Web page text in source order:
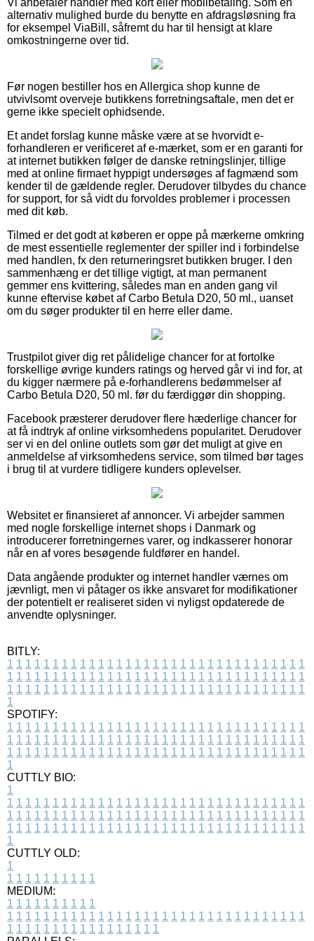
alternativ mulighed burde du benytte en afdragsløsning fra
for eksempel ViaBill, såfremt du har til hensigt at klare
omkostningerne over tid.
Før nogen bestiller hos en Allergica shop kunne de
utvivlsomt overveje butikkens forretningsaftale, men det er
gerne ikke specielt ophidsende.
Et andet forslag kunne måske være at se hvorvidt e-
forhandleren er verificeret af e-mærket, som er en garanti for
at internet butikken følger de danske retningslinjer, tillige
med at online firmaet hyppigt undersøges af fagmænd som
kender til de gældende regler. Derudover tilbydes du chance
for support, for så vidt du forvoldes problemer i processen
med dit køb.
Tilmed er det godt at køberen er oppe på mærkerne omkring
de mest essentielle reglementer der spiller ind i forbindelse
med handlen, fx den returneringsret butikken bruger. I den
sammenhæng er det tillige vigtigt, at man permanent
gemmer ens kvittering, således man en anden gang vil
kunne eftervise købet af Carbo Betula D20, 50 ml., uanset
om du søger produkter til en herre eller dame.
Trustpilot giver dig ret pålidelige chancer for at fortolke
forskellige øvrige kunders ratings og herved går vi ind for, at
du kigger nærmere på e-forhandlerens bedømmelser af
Carbo Betula D20, 50 ml. før du færdiggør din shopping.
Facebook præsterer derudover flere hæderlige chancer for
at få indtryk af online virksomhedens popularitet. Derudover
ser vi en del online outlets som gør det muligt at give en
anmeldelse af virksomhedens service, som tilmed bør tages
i brug til at vurdere tidligere kunders oplevelser.
Websitet er finansieret af annoncer. Vi arbejder sammen
med nogle forskellige internet shops i Danmark og
introducerer forretningernes varer, og indkasserer honorar
når en af vores besøgende fuldfører en handel.
Data angående produkter og internet handler værnes om
jævnligt, men vi påtager os ikke ansvaret for modifikationer
der potentielt er realiseret siden vi nyligst opdaterede de
anvendte oplysninger.
BITLY:
1 1 1 1 1 1 1 1 1 1 1 1 1 1 1 1 1 1 1 1 1 1 1 1 1 1 1 1 1 1 1 1 1
1 1 1 1 1 1 1 1 1 1 1 1 1 1 1 1 1 1 1 1 1 1 1 1 1 1 1 1 1 1 1 1 1
1 1 1 1 1 1 1 1 1 1 1 1 1 1 1 1 1 1 1 1 1 1 1 1 1 1 1 1 1 1 1 1 1
1
SPOTIFY:
1 1 1 1 1 1 1 1 1 1 1 1 1 1 1 1 1 1 1 1 1 1 1 1 1 1 1 1 1 1 1 1 1
1 1 1 1 1 1 1 1 1 1 1 1 1 1 1 1 1 1 1 1 1 1 1 1 1 1 1 1 1 1 1 1 1
1 1 1 1 1 1 1 1 1 1 1 1 1 1 1 1 1 1 1 1 1 1 1 1 1 1 1 1 1 1 1 1 1
1
CUTTLY BIO:
1
1 1 1 1 1 1 1 1 1 1 1 1 1 1 1 1 1 1 1 1 1 1 1 1 1 1 1 1 1 1 1 1 1
1 1 1 1 1 1 1 1 1 1 1 1 1 1 1 1 1 1 1 1 1 1 1 1 1 1 1 1 1 1 1 1 1
1 1 1 1 1 1 1 1 1 1 1 1 1 1 1 1 1 1 1 1 1 1 1 1 1 1 1 1 1 1 1 1 1
1
CUTTLY OLD:
1
1 1 1 1 1 1 1 1 1 1
MEDIUM:
1 1 1 1 1 1 1 1 1 1
1 1 1 1 1 1 1 1 1 1 1 1 1 1 1 1 1 1 1 1 1 1 1 1 1 1 1 1 1 1 1 1 1
1 1 1 1 1 1 1 1 1 1 1 1 1 1 1 1 1